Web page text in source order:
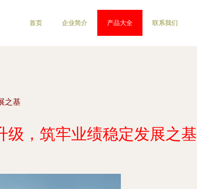
首页 企业简介 产品大全 联系我们
之基
级，筑牢业绩稳定发展之基